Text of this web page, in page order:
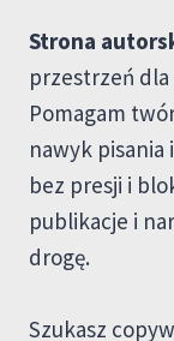
Strona
przestrzeń dla
Pomagam
nawyk pisania
bez presji i
publikacje i
drogę.
Szukasz